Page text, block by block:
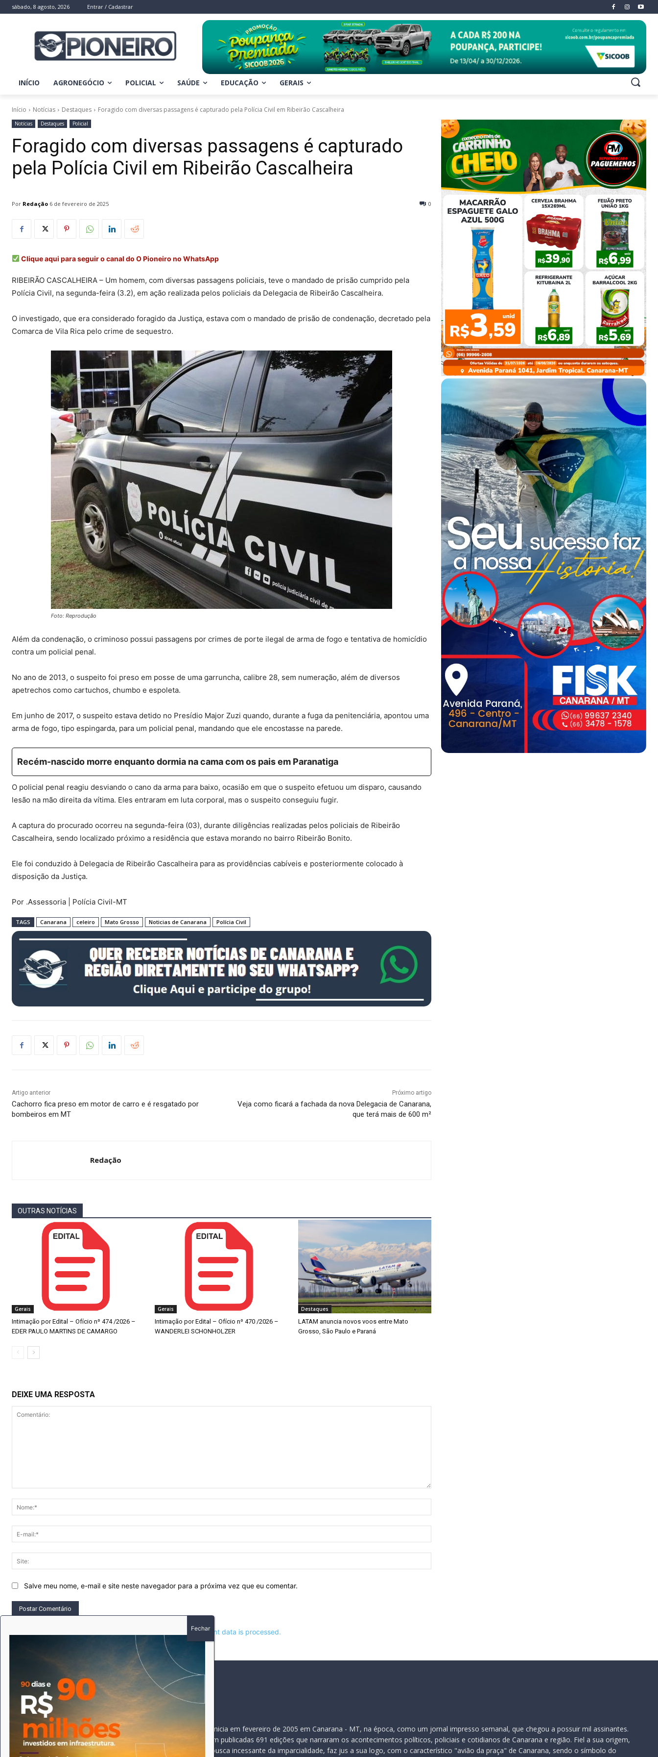
sábado, 8 agosto, 2026 Entrar / Cadastrar
INÍCIO AGRONEGÓCIO POLICIAL SAÚDE EDUCAÇÃO GERAIS
Início Notícias Destaques Foragido com diversas passagens é capturado pela Polícia Civil em Ribeirão Cascalheira
Notícias Destaques Policial
Foragido com diversas passagens é capturado
pela Polícia Civil em Ribeirão Cascalheira
Por Redação 0
6 de fevereiro de 2025
Clique aqui para seguir o canal do O Pioneiro no WhatsApp
RIBEIRÃO CASCALHEIRA – Um homem, com diversas passagens policiais, teve o mandado de prisão cumprido pela
Polícia Civil, na segunda-feira (3.2), em ação realizada pelos policiais da Delegacia de Ribeirão Cascalheira.
O investigado, que era considerado foragido da Justiça, estava com o mandado de prisão de condenação, decretado pela
Comarca de Vila Rica pelo crime de sequestro.
Foto: Reprodução
Além da condenação, o criminoso possui passagens por crimes de porte ilegal de arma de fogo e tentativa de homicídio
contra um policial penal.
No ano de 2013, o suspeito foi preso em posse de uma garruncha, calibre 28, sem numeração, além de diversos
apetrechos como cartuchos, chumbo e espoleta.
Em junho de 2017, o suspeito estava detido no Presídio Major Zuzi quando, durante a fuga da penitenciária, apontou uma
arma de fogo, tipo espingarda, para um policial penal, mandando que ele encostasse na parede.
Recém-nascido morre enquanto dormia na cama com os pais em Paranatiga
O policial penal reagiu desviando o cano da arma para baixo, ocasião em que o suspeito efetuou um disparo, causando
lesão na mão direita da vítima. Eles entraram em luta corporal, mas o suspeito conseguiu fugir.
A captura do procurado ocorreu na segunda-feira (03), durante diligências realizadas pelos policiais de Ribeirão
Cascalheira, sendo localizado próximo a residência que estava morando no bairro Ribeirão Bonito.
Ele foi conduzido à Delegacia de Ribeirão Cascalheira para as providências cabíveis e posteriormente colocado à
disposição da Justiça.
Por .Assessoria | Polícia Civil-MT
TAGS Canarana celeiro Mato Grosso Noticias de Canarana Polícia Civil
Artigo anterior
Cachorro fica preso em motor de carro e é resgatado por
bombeiros em MT
Próximo artigo
Veja como ficará a fachada da nova Delegacia de Canarana,
que terá mais de 600 m²
Redação
OUTRAS NOTÍCIAS
Gerais
Intimação por Edital – Ofício nº 474 /2026 –
EDER PAULO MARTINS DE CAMARGO
Gerais
Intimação por Edital – Ofício nº 470 /2026 –
WANDERLEI SCHONHOLZER
Destaques
LATAM anuncia novos voos entre Mato
Grosso, São Paulo e Paraná
DEIXE UMA RESPOSTA
mail:*
Salve meu nome, e-mail e site neste navegador para a próxima vez que eu comentar.
Learn how your comment data is processed.
SIGA-NOS
SOBRE
A história do Pioneiro inicia em fevereiro de 2005 em Canarana - MT, na época, como um jornal impresso semanal, que chegou a possuir mil assinantes.
Durante 15 anos, foram publicadas 691 edições que narraram os acontecimentos políticos, policiais e cotidianos de Canarana e região. Fiel a sua origem,
pautado sempre pela busca incessante da imparcialidade, faz jus a sua logo, com o característico "avião da praça" de Canarana, sendo o símbolo do